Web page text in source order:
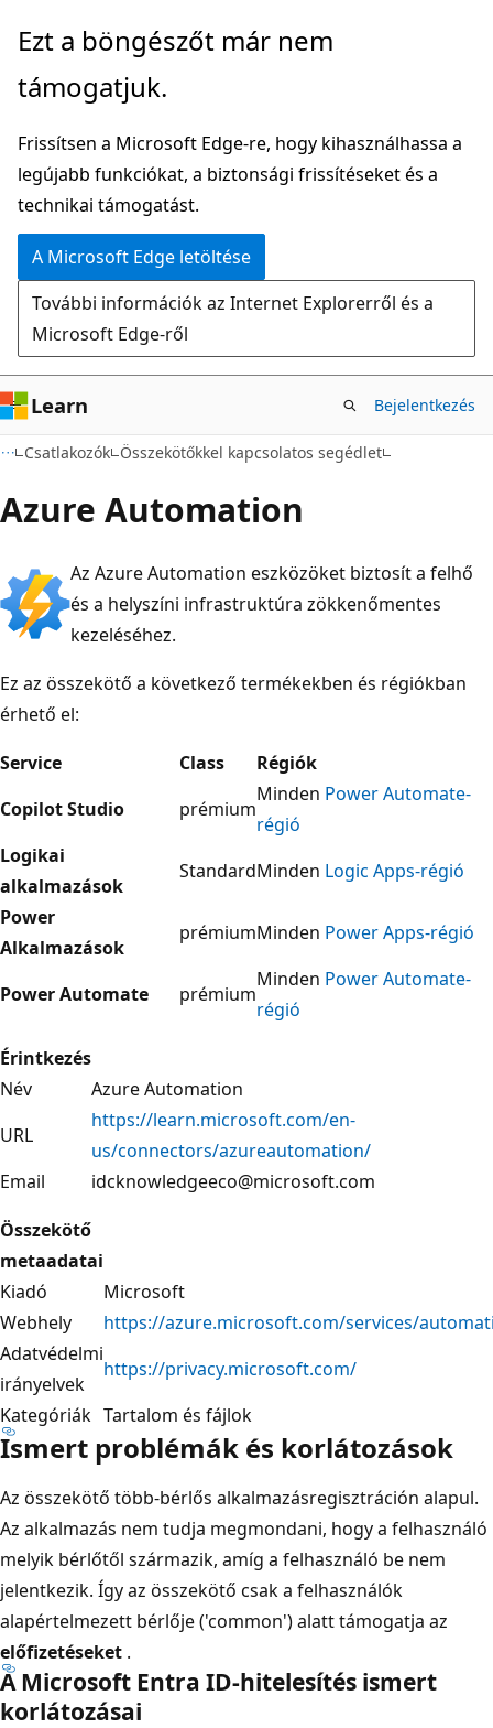
Ugrás
fő
Tovább
oldalon
navigációra
Ezt a böngészőt már nem
támogatjuk.
Frissítsen a Microsoft Edge-re, hogy kihasználhassa a
legújabb funkciókat, a biztonsági frissítéseket és a
technikai támogatást.
A Microsoft Edge letöltése
További információk az Internet Explorerről és a
Microsoft Edge-ről
Learn Bejelentkezés
Csatlakozók Összekötőkkel kapcsolatos segédlet
Azure Automation
Az Azure Automation eszközöket biztosít a felhő
és a helyszíni infrastruktúra zökkenőmentes
kezeléséhez.
Ez az összekötő a következő termékekben és régiókban
érhető el:
Service
Class
Régiók
Copilot Studio
prémium
Minden Power Automate-
régió
Logikai
alkalmazások
StandardMinden Logic Apps-régió
Power
Alkalmazások
prémiumMinden Power Apps-régió
Power Automate prémium
Minden Power Automate-
régió
Érintkezés
Név
Azure Automation
URL
https://learn.microsoft.com/en-
us/connectors/azureautomation/
Email
idcknowledgeeco@microsoft.com
Összekötő
metaadatai
Kiadó
Microsoft
Webhely
https://azure.microsoft.com/services/
Adatvédelmi
irányelvek
https://privacy.microsoft.com/
Kategóriák Tartalom és fájlok
Ismert problémák és korlátozások
Az összekötő több-bérlős alkalmazásregisztráción alapul.
Az alkalmazás nem tudja megmondani, hogy a felhasználó
melyik bérlőtől származik, amíg a felhasználó be nem
jelentkezik. Így az összekötő csak a felhasználók
alapértelmezett bérlője ('common') alatt támogatja az
előfizetéseket .
A Microsoft Entra ID-hitelesítés ismert
korlátozásai